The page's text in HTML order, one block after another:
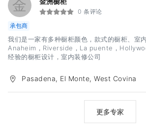
金
0 条评论
承包商
我们是一家有多种橱柜颜色，款式的橱柜、室
Anaheim，Riverside，La puente，
经验的橱柜设计，室内装修公司
Pasadena, El Monte, West Covina
更多专家